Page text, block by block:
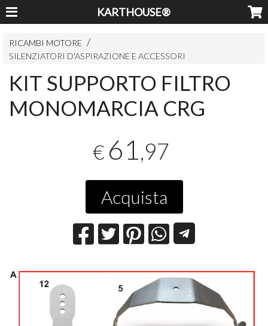
KARTHOUSE®
RICAMBI MOTORE
SILENZIATORI D'ASPIRAZIONE E ACCESSORI
KIT SUPPORTO FILTRO
MONOMARCIA CRG
€ 61 ,97
Acquista